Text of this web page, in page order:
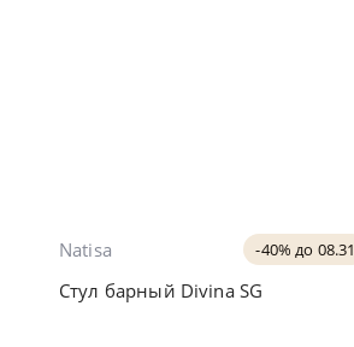
-40% до 08.31
Natisa
Стул барный Divina SG